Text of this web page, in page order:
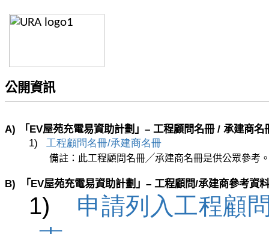
公開資訊
A) 「EV屋苑充電易資助計劃」– 工程顧問名冊/ 承建商名
1)
工程顧問名冊/承建商名冊
備註：此工程顧問名冊╱承建商名冊是供公眾參考
B) 「EV屋苑充電易資助計劃」– 工程顧問/承建商參考資料
1)
申請列入工程顧